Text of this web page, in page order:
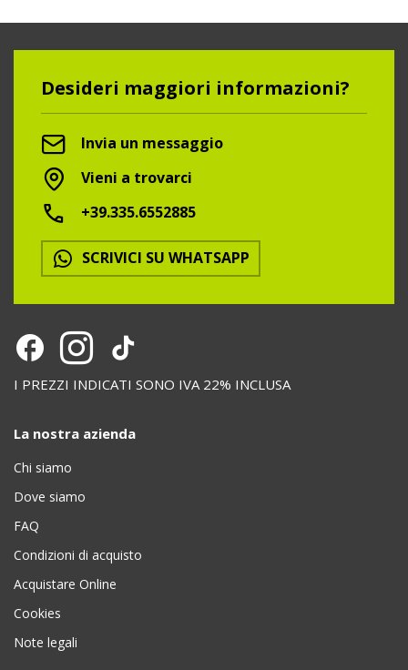
Desideri maggiori informazioni?
Invia un messaggio
Vieni a trovarci
+39.335.6552885
SCRIVICI SU WHATSAPP
I PREZZI INDICATI SONO IVA 22% INCLUSA
La nostra azienda
Chi siamo
Dove siamo
FAQ
Condizioni di acquisto
Acquistare Online
Cookies
Note legali